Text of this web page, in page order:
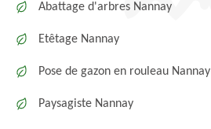
Abattage d'arbres Nannay
Etêtage Nannay
Pose de gazon en rouleau Nannay
Paysagiste Nannay